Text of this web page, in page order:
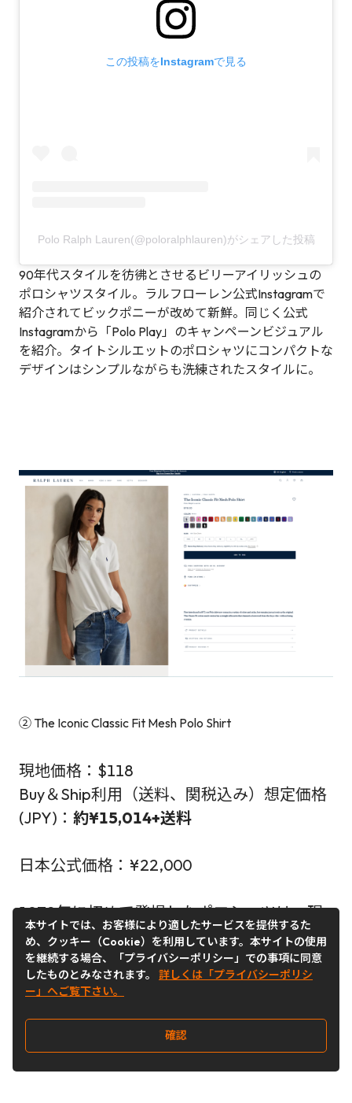
この投稿をInstagramで見る
Polo Ralph Lauren(@poloralphlauren)がシェアした投稿
90年代スタイルを彷彿とさせるビリーアイリッシュの
ポロシャツスタイル。ラルフローレン公式Instagramで
紹介されてビックポニーが改めて新鮮。同じく公式
Instagramから「Polo Play」のキャンペーンビジュアル
を紹介。タイトシルエットのポロシャツにコンパクトな
デザインはシンプルながらも洗練されたスタイルに。
② The Iconic Classic Fit Mesh Polo Shirt
現地価格：$118
Buy＆Ship利用（送料、関税込み）想定価格
(JPY)： 約¥15,014+送料
日本公式価格：¥22,000
1972年に初めて登場したポロシャツは、現
在では様々な色やスタイルが揃っています
が、その象徴的な存在感はオリジナルと変わ
りません。このクラシックフィットのコット
ットで、オーバーサイズ感ではなく、ボーイ
ッシュな雰囲気を醸し出しています。
本サイトでは、お客様により適したサービスを提供するた
め、クッキー（Cookie）を利用しています。本サイトの使用
を継続する場合、「プライバシーポリシー」での事項に同意
したものとみなされます。 詳しくは「プライバシーポリシ
ー」へご覧下さい。
確認